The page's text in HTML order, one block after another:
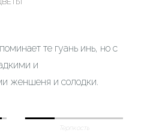
те гуань инь, но с
и
женшеня и солодки.
Терпкость